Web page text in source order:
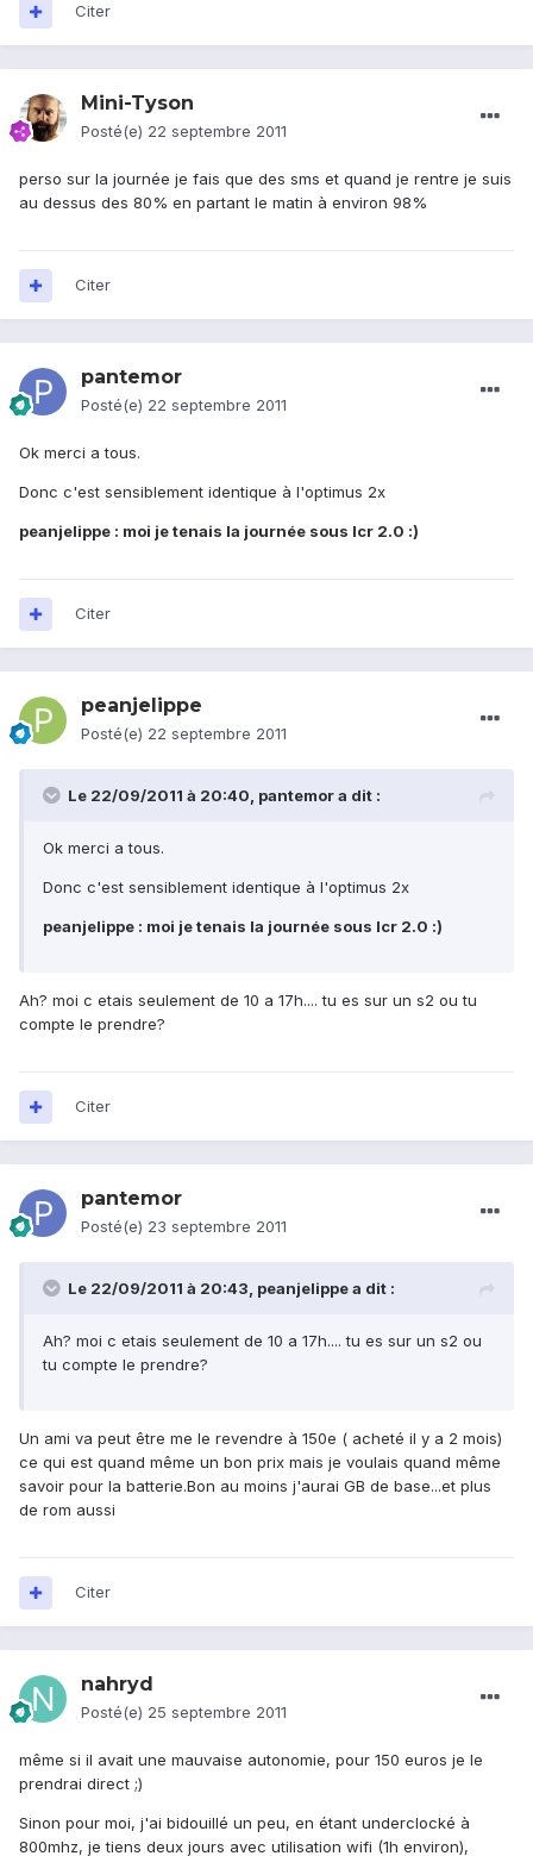
Citer
Mini-Tyson
Posté(e) 22 septembre 2011
perso sur la journée je fais que des sms et quand je rentre je suis
au dessus des 80% en partant le matin à environ 98%
Citer
pantemor
Posté(e) 22 septembre 2011
Ok merci a tous.
Donc c'est sensiblement identique à l'optimus 2x
peanjelippe : moi je tenais la journée sous lcr 2.0 :)
Citer
peanjelippe
Posté(e) 22 septembre 2011
Le 22/09/2011 à 20:40, pantemor a dit :
Ok merci a tous.
Donc c'est sensiblement identique à l'optimus 2x
peanjelippe : moi je tenais la journée sous lcr 2.0 :)
Ah? moi c etais seulement de 10 a 17h.... tu es sur un s2 ou tu
compte le prendre?
Citer
pantemor
Posté(e) 23 septembre 2011
Le 22/09/2011 à 20:43, peanjelippe a dit :
Ah? moi c etais seulement de 10 a 17h.... tu es sur un s2 ou
tu compte le prendre?
Un ami va peut être me le revendre à 150e ( acheté il y a 2 mois)
ce qui est quand même un bon prix mais je voulais quand même
savoir pour la batterie.Bon au moins j'aurai GB de base...et plus
de rom aussi
Citer
nahryd
Posté(e) 25 septembre 2011
même si il avait une mauvaise autonomie, pour 150 euros je le
prendrai direct ;)
Sinon pour moi, j'ai bidouillé un peu, en étant underclocké à
800mhz, je tiens deux jours avec utilisation wifi (1h environ),